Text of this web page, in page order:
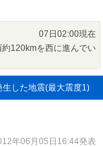
07日02:00現在
120kmを西に進んでい
生した地震(最大震度1)
年06月05日16:44発表